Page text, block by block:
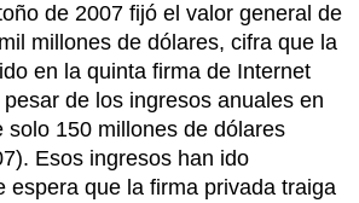
de 2007 fijó el valor general de
millones de dólares, cifra que la
en la quinta firma de Internet
de los ingresos anuales en
solo 150 millones de dólares
Esos ingresos han ido
espera que la firma privada traiga